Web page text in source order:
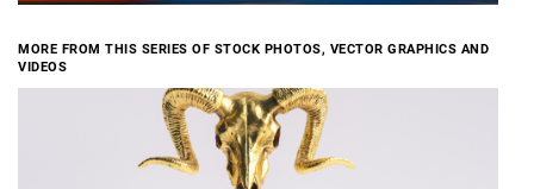
MORE FROM THIS SERIES OF STOCK PHOTOS, VECTOR GRAPHICS AND
VIDEOS